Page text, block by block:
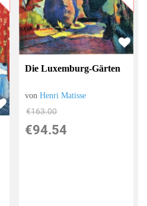
Die Luxemburg-Gärten
vonHenri Matisse
€163.00
€94.54